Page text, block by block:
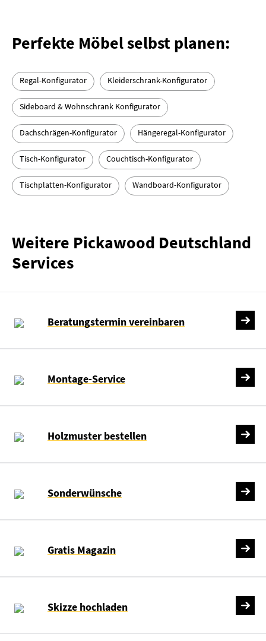
Perfekte Möbel selbst planen:
Regal-Konfigurator Kleiderschrank-Konfigurator
Sideboard & Wohnschrank Konfigurator
Dachschrägen-Konfigurator Hängeregal-Konfigurator
Tisch-Konfigurator Couchtisch-Konfigurator
Tischplatten-Konfigurator Wandboard-Konfigurator
Weitere Pickawood Deutschland
Services
Beratungstermin vereinbaren
Montage-Service
Holzmuster bestellen
Sonderwünsche
Gratis Magazin
Skizze hochladen